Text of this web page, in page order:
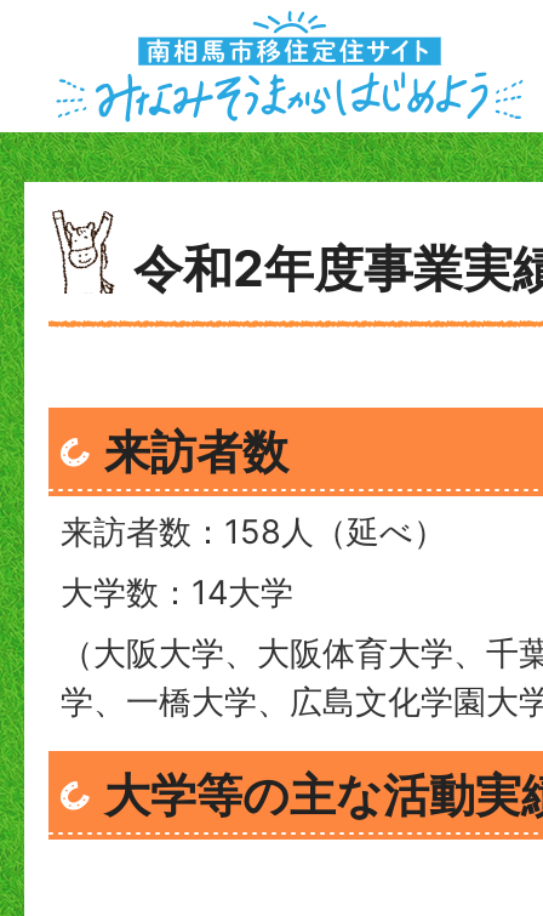
令和2年度事業実
来訪者数
来訪者数：158人（延べ）
大学数：14大学
（大阪大学、大阪体育大学、千
学、一橋大学、広島文化学園大
大学等の主な活動実